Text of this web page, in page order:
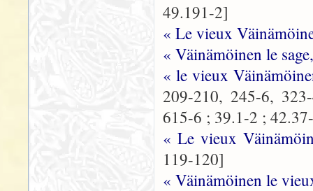
49.191-2]
« Le vieux
« Väinämöinen le
« le vieux
209-210, 245-6,
615-6 ; 39.1-2 ;
« Le vieux
119-120]
« Väinämöinen le